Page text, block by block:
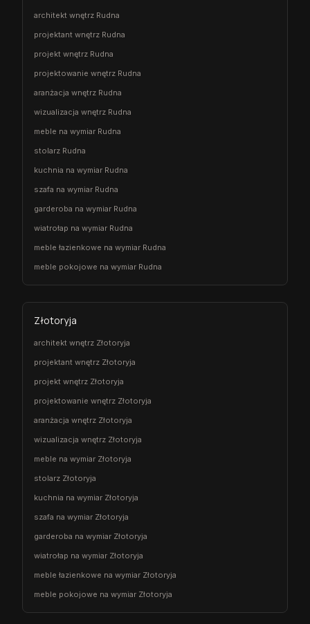
architekt wnętrz Rudna
projektant wnętrz Rudna
projekt wnętrz Rudna
projektowanie wnętrz Rudna
aranżacja wnętrz Rudna
wizualizacja wnętrz Rudna
meble na wymiar Rudna
stolarz Rudna
kuchnia na wymiar Rudna
szafa na wymiar Rudna
garderoba na wymiar Rudna
wiatrołap na wymiar Rudna
meble łazienkowe na wymiar Rudna
meble pokojowe na wymiar Rudna
Złotoryja
architekt wnętrz Złotoryja
projektant wnętrz Złotoryja
projekt wnętrz Złotoryja
projektowanie wnętrz Złotoryja
aranżacja wnętrz Złotoryja
wizualizacja wnętrz Złotoryja
meble na wymiar Złotoryja
stolarz Złotoryja
kuchnia na wymiar Złotoryja
szafa na wymiar Złotoryja
garderoba na wymiar Złotoryja
wiatrołap na wymiar Złotoryja
meble łazienkowe na wymiar Złotoryja
meble pokojowe na wymiar Złotoryja